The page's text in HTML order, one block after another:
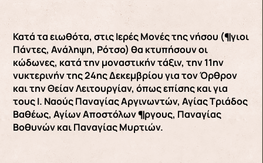
Κατά τα ειωθότα, στις Ιερές Μονές της νήσου (¶γιοι
Πάντες, Ανάληψη, Ρότσο) θα κτυπήσουν οι
κώδωνες, κατά την μοναστικήν τάξιν, την 11ην
νυκτερινήν της 24ης Δεκεμβρίου για τον Όρθρον
και την Θείαν Λειτουργίαν, όπως επίσης και για
τους Ι. Ναούς Παναγίας Αργινωντών, Αγίας Τριάδος
Βαθέως, Αγίων Αποστόλων ¶ργους, Παναγίας
Βοθυνών και Παναγίας Μυρτιών.